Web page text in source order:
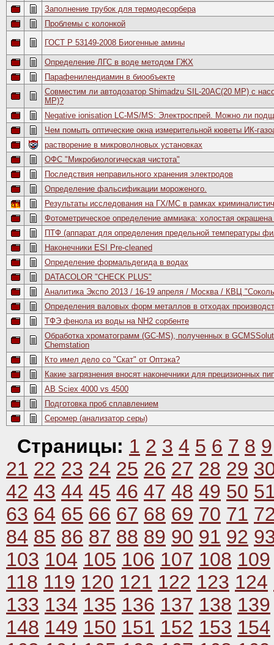
Заполнение трубок для термодесорбера
Проблемы с колонкой
ГОСТ Р 53149-2008 Биогенные амины
Определение ЛГС в воде методом ГЖХ
Парафенилендиамин в биообъекте
Совместим ли автодозатор Shimadzu SIL-20AC(20 MP) с
MP)?
Negative ionisation LC-MS/MS: Электроспрей. Можно ли
Чем помыть оптические окна измерительной кюветы ИК-
растворение в микроволновых установках
ОФС "Микробиологическая чистота"
Последствия неправильного хранения электродов
Определение фальсификации мороженого.
Результаты исследования на ГХ/МС в рамках
Фотометрическое определение аммиака: холостая
ПТФ (аппарат для определения предельной температуры
Наконечники ESI Pre-cleaned
Определение формальдегида в водах
DATACOLOR "CHECK PLUS"
Аналитика Экспо 2013 / 16-19 апреля / Москва / КВЦ
Определения валовых форм металлов в отходах
ТФЭ фенола из воды на NH2 сорбенте
Обработка хроматограмм (GC-MS), полученных в
Chemstation
Кто имел дело со "Скат" от Оптэка?
Какие загрязнения вносят наконечники для прецизионных
AB Sciex 4000 vs 4500
Подготовка проб сплавлением
Серомер (анализатор серы)
Страницы: 1 2 3 4 5 6 7 8 9
21 22 23 24 25 26 27 28 29
42 43 44 45 46 47 48 49 50
63 64 65 66 67 68 69 70 71
84 85 86 87 88 89 90 91 92
103 104 105 106 107 108 109
118 119 120 121 122 123 124
133 134 135 136 137 138 139
148 149 150 151 152 153 154